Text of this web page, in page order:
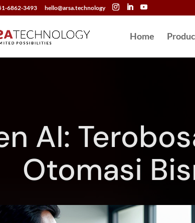
6862-3493 hello@arsa.technology
Home
AI:
Otomasi